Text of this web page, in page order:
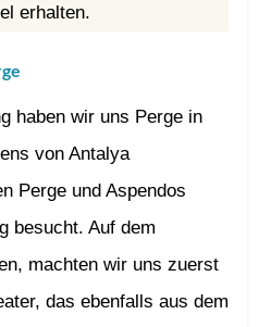
erhalten.
haben wir uns Perge in
von Antalya
Perge und Aspendos
besucht. Auf dem
machten wir uns zuerst
das ebenfalls aus dem